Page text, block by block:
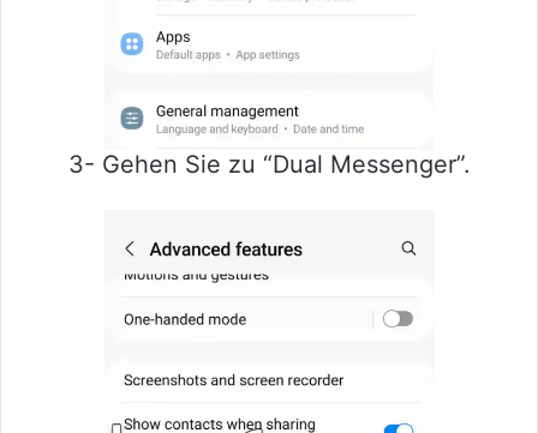
3- Gehen Sie zu “Dual Messenger”.